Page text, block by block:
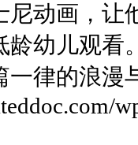
尼动画，让
龄幼儿观看
一律的浪漫